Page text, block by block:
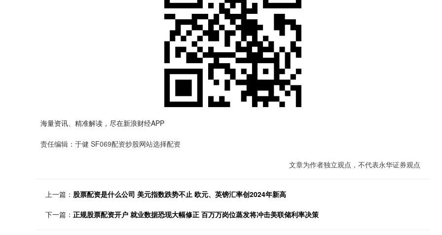
海量资讯、精准解读，尽在新浪财经APP
责任编辑：于健 SF069配资炒股网站选择配资
文章为作者独立观点，不代表永华证券观点
上一篇： 股票配资是什么公司 美元指数跌势不止 欧元、英镑汇率创2024年新高
下一篇： 正规股票配资开户 就业数据恐现大幅修正 百万万岗位蒸发将冲击美联储利率决策